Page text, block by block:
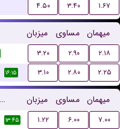
۴.۵۰ ۳.۴۰ ۱.۶۷
میزبان مساوی میهمان
۳.۲۰ ۲.۹۰
۲.۱۸
۱۶:۱۵ ۳.۱۰ ۲.۸۰ ۲.۲۵
میزبان مساوی میهمان
۱۳:۴۵ ۱.۲۲ ۶.۰۰ ۷.۰۰